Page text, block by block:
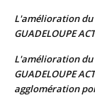
L'amélioration du
GUADELOUPE
L'amélioration du
GUADELOUPE
agglomération